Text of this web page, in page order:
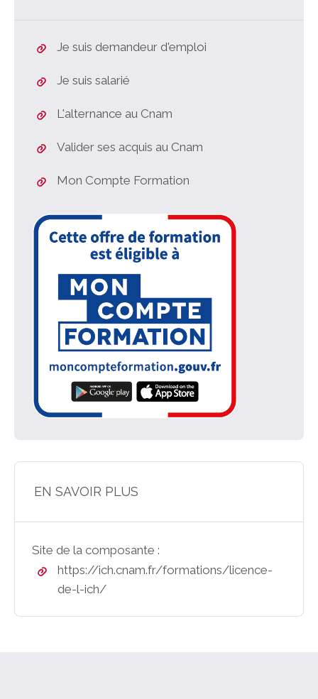
Je suis demandeur d'emploi
Je suis salarié
L'alternance au Cnam
Valider ses acquis au Cnam
Mon Compte Formation
EN SAVOIR PLUS
Site de la composante :
https://ich.cnam.fr/formations/licence-
de-l-ich/